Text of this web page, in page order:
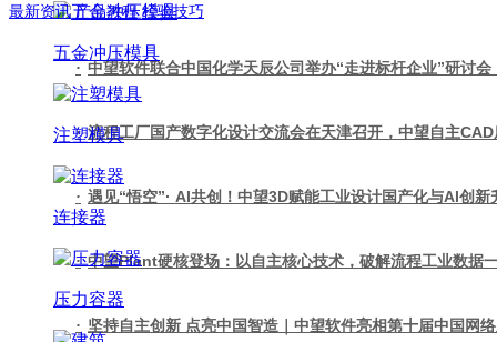
五金冲压模具
注塑模具
连接器
压力容器
最新资讯 产品教程 经验技巧
· 中望软件联合中国化学天辰公司举办“走进标杆企业”研讨
· 流程工厂国产数字化设计交流会在天津召开，中望自主
· 遇见“悟空”· AI共创！中望3D赋能工业设计国产化与AI创新
· 中望Plant硬核登场：以自主核心技术，破解流程工业数据
· 坚持自主创新 点亮中国智造｜中望软件亮相第十届中国网